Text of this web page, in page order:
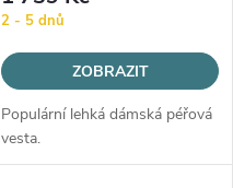
2 - 5 dnů
ZOBRAZIT
Populární lehká dámská péřová
vesta.